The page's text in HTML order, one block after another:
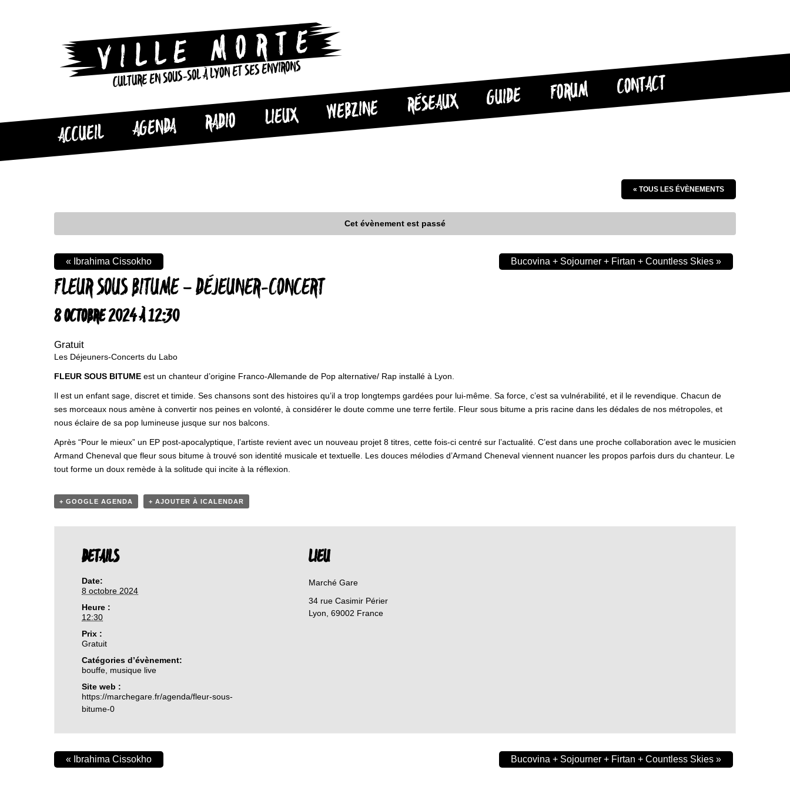
CULTURE EN SOUS-SOL À LYON ET SES ENVIRONS
ACCUEIL AGENDA RADIO LIEUX WEBZINE RÉSEAUX GUIDE FORUM CONTACT
« TOUS LES ÉVÈNEMENTS
Cet évènement est passé
FLEUR SOUS BITUME – DÉJEUNER-CONCERT
8 OCTOBRE 2024 À 12:30
Gratuit
« Ibrahima Cissokho Bucovina + Sojourner + Firtan + Countless Skies »
Les Déjeuners-Concerts du Labo
FLEUR SOUS BITUME est un chanteur d’origine Franco-Allemande de Pop alternative/ Rap installé à Lyon.
Il est un enfant sage, discret et timide. Ses chansons sont des histoires qu’il a trop longtemps gardées pour lui-même. Sa force, c’est sa vulnérabilité, et il le revendique. Chacun de
ses morceaux nous amène à convertir nos peines en volonté, à considérer le doute comme une terre fertile. Fleur sous bitume a pris racine dans les dédales de nos métropoles, et
nous éclaire de sa pop lumineuse jusque sur nos balcons.
Après “Pour le mieux” un EP post-apocalyptique, l’artiste revient avec un nouveau projet 8 titres, cette fois-ci centré sur l’actualité. C’est dans une proche collaboration avec le musicien
Armand Cheneval que fleur sous bitume à trouvé son identité musicale et textuelle. Les douces mélodies d’Armand Cheneval viennent nuancer les propos parfois durs du chanteur. Le
tout forme un doux remède à la solitude qui incite à la réflexion.
+ GOOGLE AGENDA + AJOUTER À ICALENDAR
DETAILS
Date:
8 octobre 2024
Heure :
12:30
Prix :
Gratuit
Catégories d’évènement:
bouffe musique live
Site web :
https://marchegare.fr/agenda/fleur-sous-
bitume-0
LIEU
Marché Gare
34 rue Casimir Périer
Lyon 69002 France
« Ibrahima Cissokho Bucovina + Sojourner + Firtan + Countless Skies »